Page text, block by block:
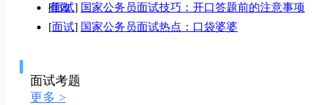
有效
[面试] 国家公务员面试技巧：开口答题前的注意事项
[面试] 国家公务员面试热点：口袋婆婆
面试考题
更多 >